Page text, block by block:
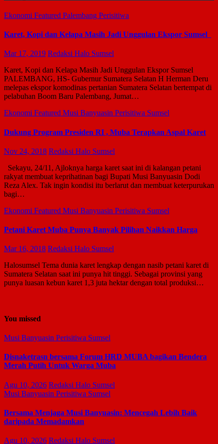
Ekonomi Featured Palembang Perisitiwa
Karet, Kopi dan Kelapa Masih Jadi Unggulan Ekspor Sumsel
Mar 17, 2019 Redaksi Halo Sumsel
Karet, Kopi dan Kelapa Masih Jadi Unggulan Ekspor Sumsel
PALEMBANG, HS- Gubernur Sumatera Selatan H Herman Deru
melepas ekspor komodinas pertanian Sumatera Selatan bertempat di
pelabuhan Boom Baru Palembang, Jumat…
Ekonomi Featured Musi Banyuasin Perisitiwa Sumsel
Dukung Program Presiden RI , Muba Terapkan Aspal Karet
Nov 24, 2018 Redaksi Halo Sumsel
Sekayu, 24/11, Ajloknya harga karet saat ini di kalangan petani
rakyat membuat keprihatinan bagi Bupati Musi Banyuasin Dodi
Reza Alex. Tak ingin kondisi itu berlarut dan membuat keterpurukan
bagi…
Ekonomi Featured Musi Banyuasin Perisitiwa Sumsel
Petani Karet Muba Punya Banyak Pilihan Naikkan Harga
Mar 16, 2018 Redaksi Halo Sumsel
Halosumsel Tema dunia karet lengkap dengan nasib petani karet di
Sumatera Selatan saat ini punya hit tinggi. Sebagai provinsi yang
punya luasan kebun karet 1,3 juta hektar dengan total produksi…
You missed
Musi Banyuasin Perisitiwa Sumsel
Disnaketrasn bersama Forum HRD MUBA bagikan Bendera
Merah Putih Untuk Warga Muba
Agu 10, 2026 Redaksi Halo Sumsel
Musi Banyuasin Perisitiwa Sumsel
Bersama Menjaga Musi Banyuasin: Mencegah Lebih Baik
daripada Memadamkan
Agu 10, 2026 Redaksi Halo Sumsel